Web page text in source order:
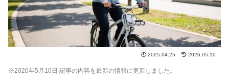
2025.04.25 2026.05.10
※2026年5 月10 日 記事の内容を最新の情報に更新しました。